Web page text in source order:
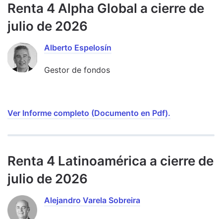
Renta 4 Alpha Global a cierre de
julio de 2026
Alberto Espelosín
Gestor de fondos
Ver Informe completo (Documento en Pdf).
Renta 4 Latinoamérica a cierre de
julio de 2026
Alejandro Varela Sobreira